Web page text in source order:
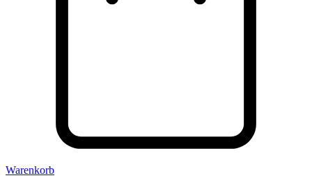
Warenkorb